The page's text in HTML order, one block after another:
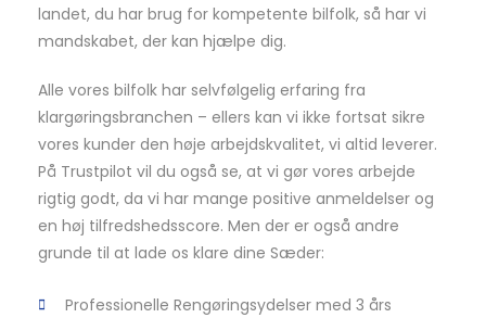
landet, du har brug for kompetente bilfolk, så har vi
mandskabet, der kan hjælpe dig.
Alle vores bilfolk har selvfølgelig erfaring fra
klargøringsbranchen – ellers kan vi ikke fortsat sikre
vores kunder den høje arbejdskvalitet, vi altid leverer.
På Trustpilot vil du også se, at vi gør vores arbejde
rigtig godt, da vi har mange positive anmeldelser og
en høj tilfredshedsscore. Men der er også andre
grunde til at lade os klare dine Sæder:
Professionelle Rengøringsydelser med 3 års